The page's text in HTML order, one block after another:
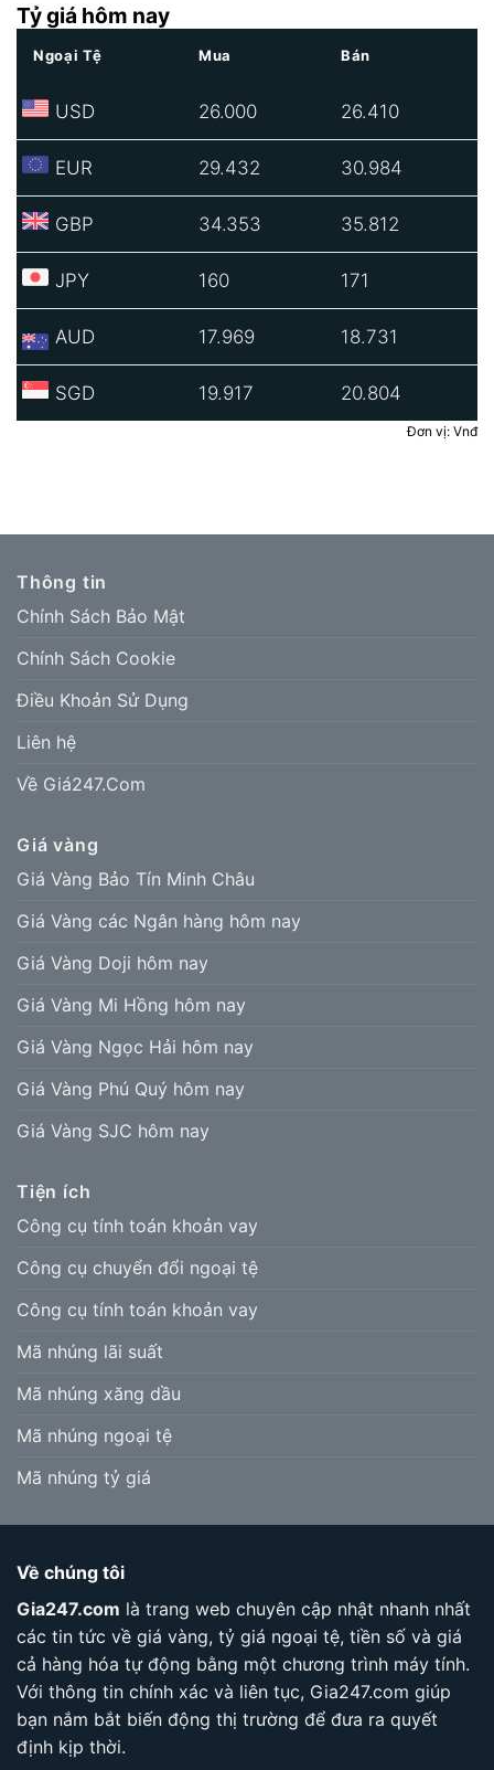
Tỷ giá hôm nay
Ngoại Tệ Mua Bán
USD 26.000 26.410
EUR 29.432 30.984
GBP 34.353 35.812
JPY 160 171
AUD 17.969 18.731
SGD 19.917 20.804
Đơn vị: Vnđ
Thông tin
Chính Sách Bảo Mật
Chính Sách Cookie
Điều Khoản Sử Dụng
Liên hệ
Về Giá247.Com
Giá vàng
Giá Vàng Bảo Tín Minh Châu
Giá Vàng các Ngân hàng hôm nay
Giá Vàng Doji hôm nay
Giá Vàng Mi Hồng hôm nay
Giá Vàng Ngọc Hải hôm nay
Giá Vàng Phú Quý hôm nay
Giá Vàng SJC hôm nay
Tiện ích
Công cụ tính toán khoản vay
Công cụ chuyển đổi ngoại tệ
Công cụ tính toán khoản vay
Mã nhúng lãi suất
Mã nhúng xăng dầu
Mã nhúng ngoại tệ
Mã nhúng tỷ giá
Về chúng tôi
Gia247.com là trang web chuyên cập nhật nhanh nhất
các tin tức về giá vàng, tỷ giá ngoại tệ, tiền số và giá
cả hàng hóa tự động bằng một chương trình máy tính.
Với thông tin chính xác và liên tục, Gia247.com giúp
bạn nắm bắt biến động thị trường để đưa ra quyết
định kịp thời.